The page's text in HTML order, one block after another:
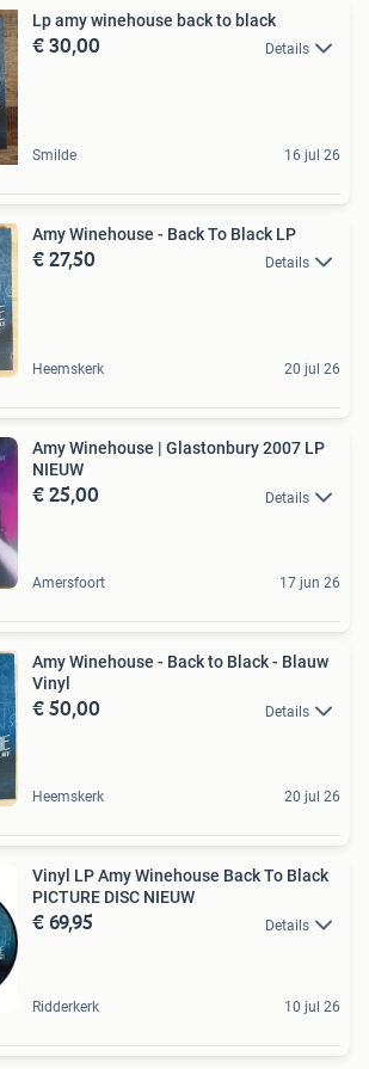
Lp amy winehouse back to black
€ 30,00 Details
Smilde 16 jul 26
Amy Winehouse - Back To Black LP
€ 27,50 Details
Heemskerk 20 jul 26
Amy Winehouse | Glastonbury 2007 LP
NIEUW
€ 25,00 Details
Amersfoort 17 jun 26
Amy Winehouse - Back to Black - Blauw
Vinyl
€ 50,00 Details
Heemskerk 20 jul 26
Vinyl LP Amy Winehouse Back To Black
PICTURE DISC NIEUW
€ 69,95 Details
Ridderkerk 10 jul 26